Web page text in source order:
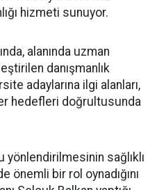
hizmeti sunuyor.
alanında uzman
danışmanlık
adaylarına ilgi alanları,
hedefleri doğrultusunda
yönlendirilmesinin sağlıklı
önemli bir rol oynadığını